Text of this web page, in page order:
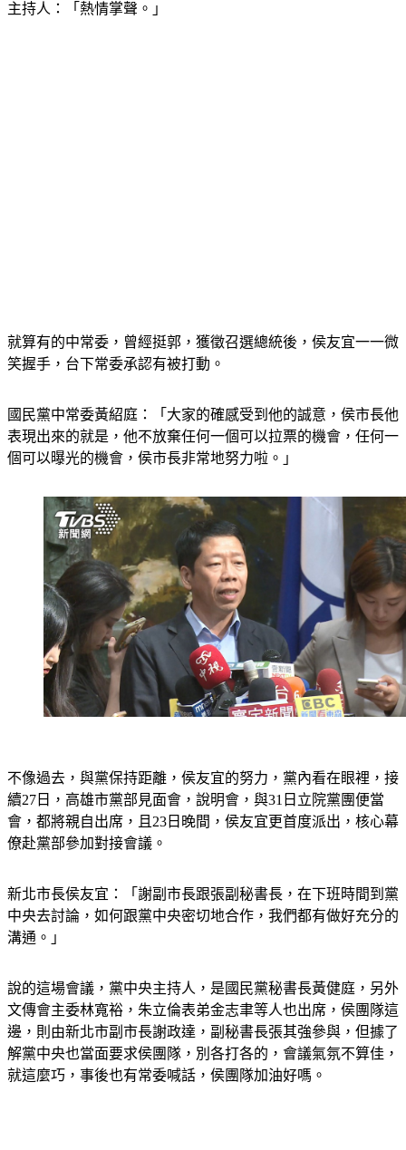
主持人：「熱情掌聲。」
就算有的中常委，曾經挺郭，獲徵召選總統後，侯友宜一一微
笑握手，台下常委承認有被打動。
國民黨中常委黃紹庭：「大家的確感受到他的誠意，侯市長他
表現出來的就是，他不放棄任何一個可以拉票的機會，任何一
個可以曝光的機會，侯市長非常地努力啦。」
不像過去，與黨保持距離，侯友宜的努力，黨內看在眼裡，接
續27日，高雄市黨部見面會，說明會，與31日立院黨團便當
會，都將親自出席，且23日晚間，侯友宜更首度派出，核心幕
僚赴黨部參加對接會議。
新北市長侯友宜：「謝副市長跟張副秘書長，在下班時間到黨
中央去討論，如何跟黨中央密切地合作，我們都有做好充分的
溝通。」
說的這場會議，黨中央主持人，是國民黨秘書長黃健庭，另外
文傳會主委林寬裕，朱立倫表弟金志聿等人也出席，侯團隊這
邊，則由新北市副市長謝政達，副秘書長張其強參與，但據了
解黨中央也當面要求侯團隊，別各打各的，會議氣氛不算佳，
就這麼巧，事後也有常委喊話，侯團隊加油好嗎。